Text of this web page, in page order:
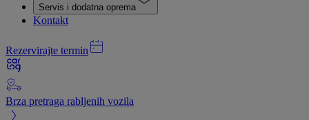
Servis i dodatna oprema
Kontakt
Rezervirajte termin
Brza pretraga rabljenih vozila